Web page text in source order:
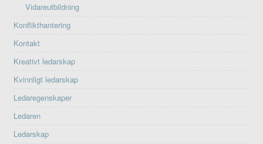
Vidareutbildning
Konflikthantering
Kontakt
Kreativt ledarskap
Kvinnligt ledarskap
Ledaregenskaper
Ledaren
Ledarskap